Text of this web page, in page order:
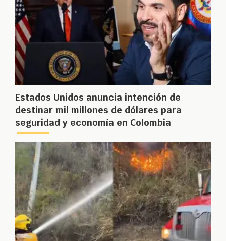
Estados Unidos anuncia intención de
destinar mil millones de dólares para
seguridad y economía en Colombia